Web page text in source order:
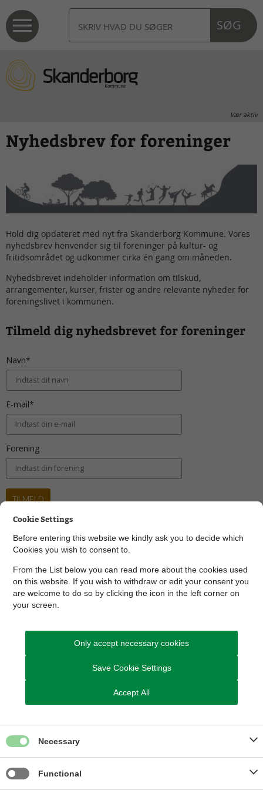
SØG
Vær aktiv
Nyhedsbrev for foreninger
Hold dig opdateret med nyt fra Skanderborg Kommune. Vores
nyhedsbrev henvender sig til foreninger på kultur- og
fritidsområdet og udkommer cirka én gang om måneden.
Nyhedsbrevet indeholder information om tilskud,
arrangementer, kurser, frister og andre relevante nyheder for
foreningslivet i kommunen.
Tilmeld dig nyhedsbrevet for foreninger
Her kan du finde tidligere udsendte
nyhedsbreve
Nyhedsbreve 2026
Kontaktboks - Vælg globalt element
Cookie Settings
Before entering this website we kindly ask you to decide which
Cookies you wish to consent to.
From the List below you can read more about the cookies used
on this website. If you wish to withdraw or edit your consent you
are welcome to do so by clicking the icon in the left corner on
your screen.
Only accept necessary cookies
Save Cookie Settings
Accept All
Necessary
Functional